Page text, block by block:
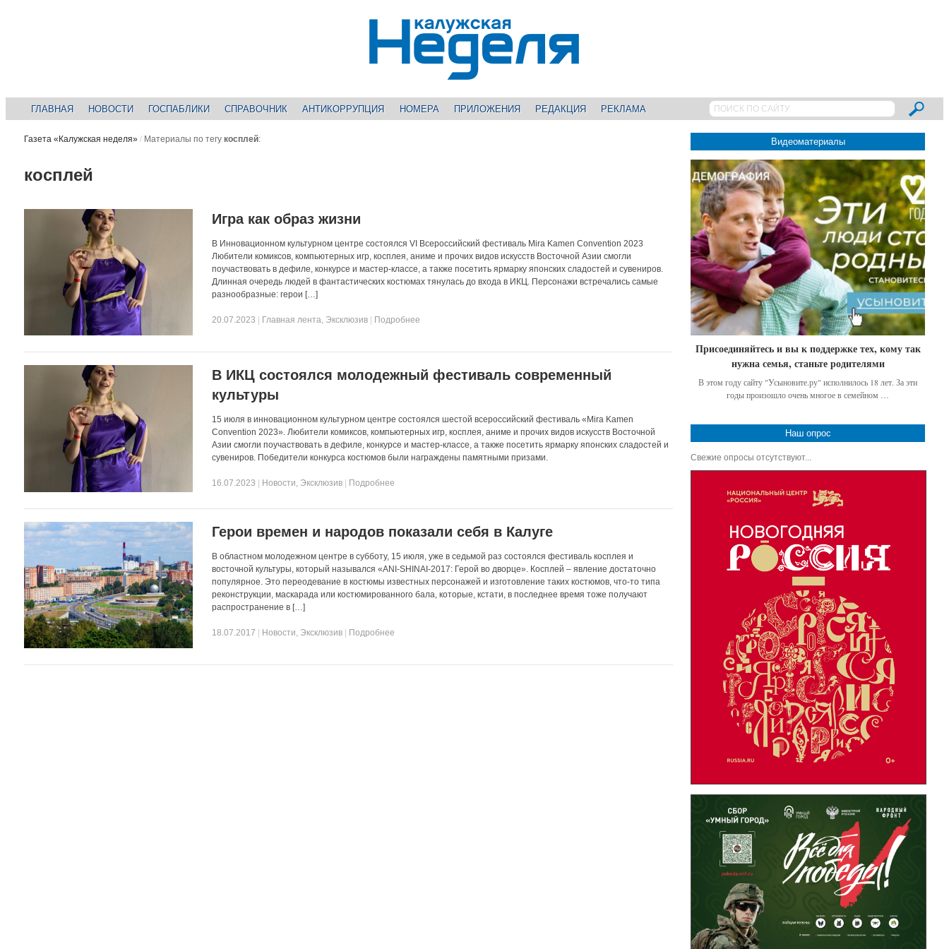
ГЛАВНАЯ НОВОСТИ ГОСПАБЛИКИ СПРАВОЧНИК АНТИКОРРУПЦИЯ НОМЕРА ПРИЛОЖЕНИЯ РЕДАКЦИЯ РЕКЛАМА
Газета «Калужская неделя» / Материалы по тегу косплей:
косплей
Игра как образ жизни
В Инновационном культурном центре состоялся VI Всероссийский фестиваль Mira Kamen Convention 2023
Любители комиксов, компьютерных игр, косплея, аниме и прочих видов искусств Восточной Азии смогли
поучаствовать в дефиле, конкурсе и мастер-классе, а также посетить ярмарку японских сладостей и сувениров.
Длинная очередь людей в фантастических костюмах тянулась до входа в ИКЦ. Персонажи встречались самые
разнообразные: герои […]
20.07.2023 Главная лента, Эксклюзив Подробнее
В ИКЦ состоялся молодежный фестиваль современный
культуры
15 июля в инновационном культурном центре состоялся шестой всероссийский фестиваль «Mira Kamen
Convention 2023». Любители комиксов, компьютерных игр, косплея, аниме и прочих видов искусств Восточной
Азии смогли поучаствовать в дефиле, конкурсе и мастер-классе, а также посетить ярмарку японских сладостей и
сувениров. Победители конкурса костюмов были награждены памятными призами.
16.07.2023 Новости, Эксклюзив Подробнее
Герои времен и народов показали себя в Калуге
В областном молодежном центре в субботу, 15 июля, уже в седьмой раз состоялся фестиваль косплея и
восточной культуры, который назывался «ANI-SHINAI-2017: Герой во дворце». Косплей – явление достаточно
популярное. Это переодевание в костюмы известных персонажей и изготовление таких костюмов, что-то типа
реконструкции, маскарада или костюмированного бала, которые, кстати, в последнее время тоже получают
распространение в […]
18.07.2017 | Новости Эксклюзив | Подробнее
Видеоматериалы
Присоединяйтесь и вы к поддержке тех, кому так
нужна семья, станьте родителями
В этом году сайту "Усыновите.ру" исполнилось 18 лет. За эти
годы произошло очень многое в семейном …
Наш опрос
Свежие опросы отсутствуют...